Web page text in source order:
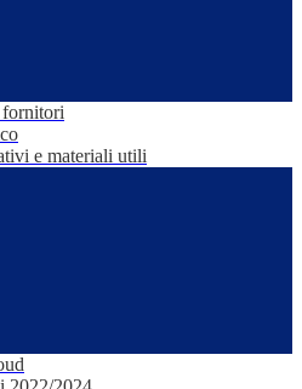
e materiali utili